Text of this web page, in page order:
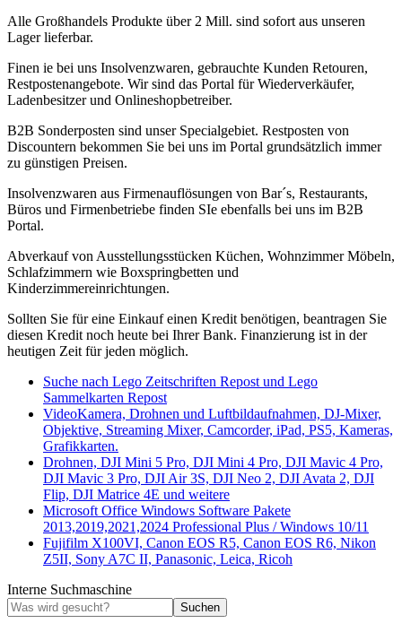
Alle Großhandels Produkte über 2 Mill. sind sofort aus unseren
Lager lieferbar.
Finen ie bei uns Insolvenzwaren, gebrauchte Kunden Retouren,
Restpostenangebote. Wir sind das Portal für Wiederverkäufer,
Ladenbesitzer und Onlineshopbetreiber.
B2B Sonderposten sind unser Specialgebiet. Restposten von
Discountern bekommen Sie bei uns im Portal grundsätzlich immer
zu günstigen Preisen.
Insolvenzwaren aus Firmenauflösungen von Bar´s, Restaurants,
Büros und Firmenbetriebe finden SIe ebenfalls bei uns im B2B
Portal.
Abverkauf von Ausstellungsstücken Küchen, Wohnzimmer Möbeln,
Schlafzimmern wie Boxspringbetten und
Kinderzimmereinrichtungen.
Sollten Sie für eine Einkauf einen Kredit benötigen, beantragen Sie
diesen Kredit noch heute bei Ihrer Bank. Finanzierung ist in der
heutigen Zeit für jeden möglich.
Suche nach Lego Zeitschriften Repost und Lego
Sammelkarten Repost
VideoKamera, Drohnen und Luftbildaufnahmen, DJ-Mixer,
Objektive, Streaming Mixer, Camcorder, iPad, PS5, Kameras,
Grafikkarten.
Drohnen, DJI Mini 5 Pro, DJI Mini 4 Pro, DJI Mavic 4 Pro,
DJI Mavic 3 Pro, DJI Air 3S, DJI Neo 2, DJI Avata 2, DJI
Flip, DJI Matrice 4E und weitere
Microsoft Office Windows Software Pakete
2013,2019,2021,2024 Professional Plus / Windows 10/11
Fujifilm X100VI, Canon EOS R5, Canon EOS R6, Nikon
Z5II, Sony A7C II, Panasonic, Leica, Ricoh
Interne Suchmaschine
Suchen